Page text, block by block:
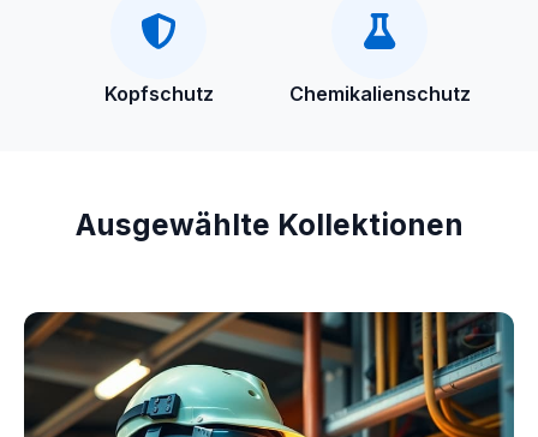
Kopfschutz Chemikalienschutz
Ausgewählte Kollektionen